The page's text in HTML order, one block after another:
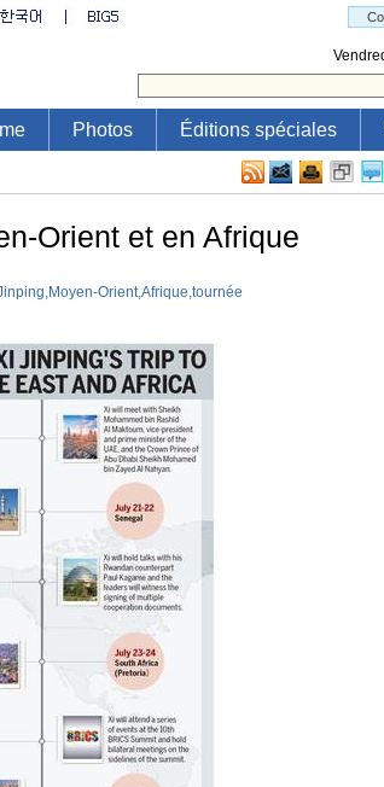
Photos Éditions spéciales
Orient et en Afrique
,Moyen-Orient,Afrique,tournée